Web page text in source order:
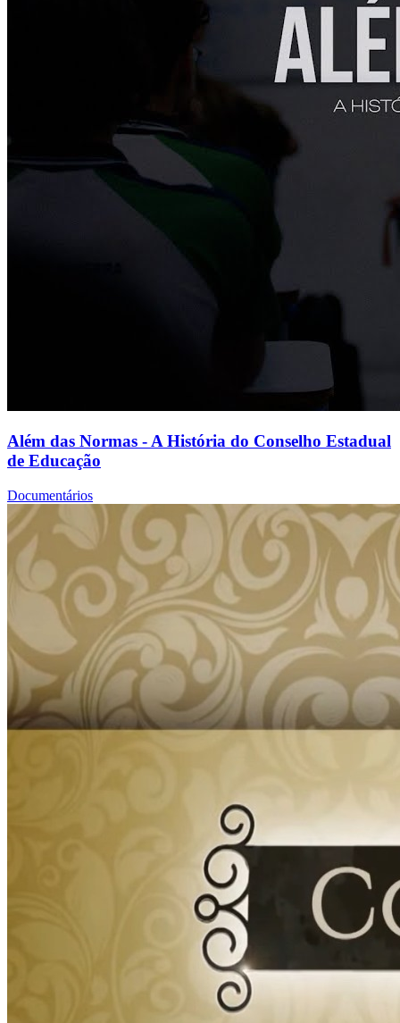
Além das Normas - A História do Conselho Estadual
de Educação
Documentários